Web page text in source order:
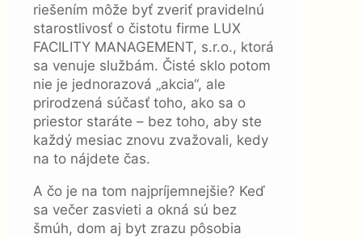
riešením môže byť zveriť pravidelnú
starostlivosť o čistotu firme LUX
FACILITY MANAGEMENT, s.r.o., ktorá
sa venuje službám. Čisté sklo potom
nie je jednorazová „akcia“, ale
prirodzená súčasť toho, ako sa o
priestor staráte – bez toho, aby ste
každý mesiac znovu zvažovali, kedy
na to nájdete čas.
A čo je na tom najpríjemnejšie? Keď
sa večer zasvieti a okná sú bez
šmúh, dom aj byt zrazu pôsobia